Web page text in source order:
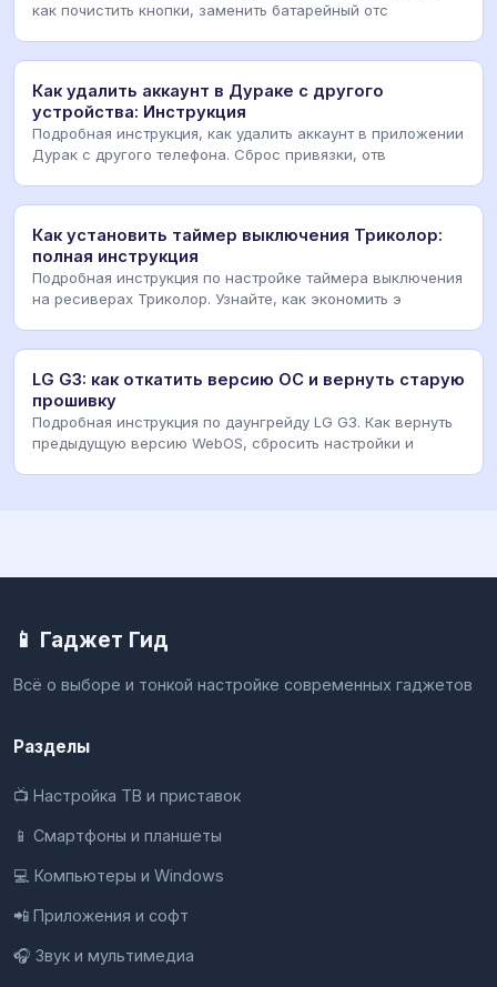
как почистить кнопки, заменить батарейный отс
Как удалить аккаунт в Дураке с другого
устройства: Инструкция
Подробная инструкция, как удалить аккаунт в приложении
Дурак с другого телефона. Сброс привязки, отв
Как установить таймер выключения Триколор:
полная инструкция
Подробная инструкция по настройке таймера выключения
на ресиверах Триколор. Узнайте, как экономить э
LG G3: как откатить версию ОС и вернуть старую
прошивку
Подробная инструкция по даунгрейду LG G3. Как вернуть
предыдущую версию WebOS, сбросить настройки и
📱 Гаджет Гид
Всё о выборе и тонкой настройке современных гаджетов
Разделы
📺 Настройка ТВ и приставок
📱 Смартфоны и планшеты
💻 Компьютеры и Windows
📲 Приложения и софт
🎧 Звук и мультимедиа